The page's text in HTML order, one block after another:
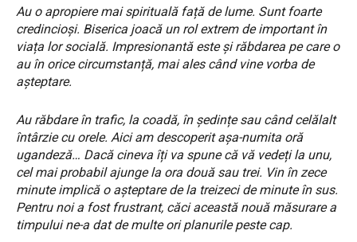
Au o apropiere mai spirituală față de lume. Sunt foarte
credincioși. Biserica joacă un rol extrem de important în
viața lor socială. Impresionantă este și răbdarea pe care o
au în orice circumstanță, mai ales când vine vorba de
așteptare.
Au răbdare în trafic, la coadă, în ședințe sau când celălalt
întârzie cu orele. Aici am descoperit așa-numita oră
ugandeză… Dacă cineva îți va spune că vă vedeți la unu,
cel mai probabil ajunge la ora două sau trei. Vin în zece
minute implică o așteptare de la treizeci de minute în sus.
Pentru noi a fost frustrant, căci această nouă măsurare a
timpului ne-a dat de multe ori planurile peste cap.